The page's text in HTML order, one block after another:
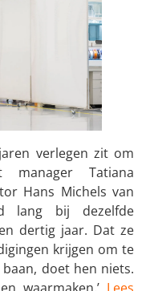
verlegen zit om
manager Tatiana
Hans Michels van
lang bij dezelfde
dertig jaar. Dat ze
krijgen om te
doet hen niets.